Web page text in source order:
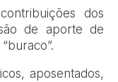
dos
de aporte de
aposentados,